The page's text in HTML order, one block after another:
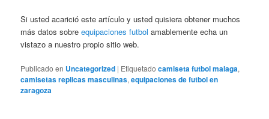
Si usted acarició este artículo y usted quisiera obtener muchos
más datos sobreequipaciones futbol amablemente echa un
vistazo a nuestro propio sitio web.
Publicado en Uncategorized | Etiquetado camiseta futbol malaga,
camisetas replicas masculinas,equipaciones de futbol en
zaragoza